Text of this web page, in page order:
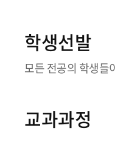
학생선발
모든 전공의 학생들
교과과정